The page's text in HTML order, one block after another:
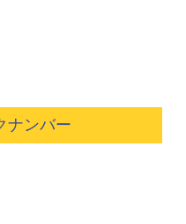
ナンバー